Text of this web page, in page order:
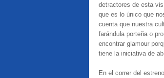
detractores de esta
que es lo único que
cuenta que nuestra
farándula porteña o
encontrar glamour
tiene la iniciativa de
En el correr del